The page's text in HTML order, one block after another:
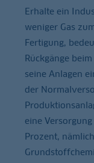
Erhalte ein
weniger Gas
Fertigung,
Rückgänge
seine Anlagen
der
eine
Prozent,